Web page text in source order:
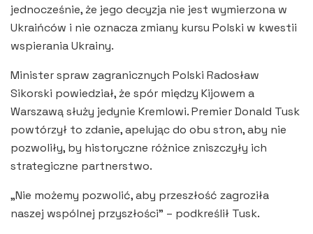
jednocześnie, że jego decyzja nie jest wymierzona w
Ukraińców i nie oznacza zmiany kursu Polski w kwestii
wspierania Ukrainy.
Minister spraw zagranicznych Polski Radosław
Sikorski powiedział, że spór między Kijowem a
Warszawą służy jedynie Kremlowi. Premier Donald Tusk
powtórzył to zdanie, apelując do obu stron, aby nie
pozwoliły, by historyczne różnice zniszczyły ich
strategiczne partnerstwo.
„Nie możemy pozwolić, aby przeszłość zagroziła
naszej wspólnej przyszłości” – podkreślił Tusk.